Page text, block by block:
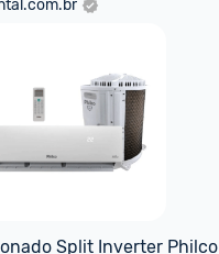
Split Inverter Philco